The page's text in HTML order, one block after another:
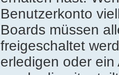
Benutzerkonto
Boards müssen
freigeschaltet
erledigen oder